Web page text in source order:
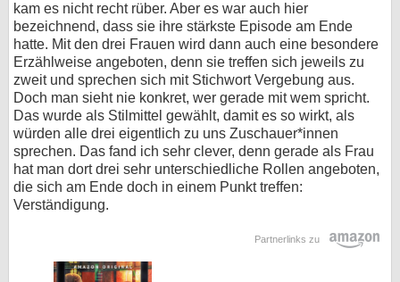
kam es nicht recht rüber. Aber es war auch hier
bezeichnend, dass sie ihre stärkste Episode am Ende
hatte. Mit den drei Frauen wird dann auch eine besondere
Erzählweise angeboten, denn sie treffen sich jeweils zu
zweit und sprechen sich mit Stichwort Vergebung aus.
Doch man sieht nie konkret, wer gerade mit wem spricht.
Das wurde als Stilmittel gewählt, damit es so wirkt, als
würden alle drei eigentlich zu uns Zuschauer*innen
sprechen. Das fand ich sehr clever, denn gerade als Frau
hat man dort drei sehr unterschiedliche Rollen angeboten,
die sich am Ende doch in einem Punkt treffen:
Verständigung.
Partnerlinks zu